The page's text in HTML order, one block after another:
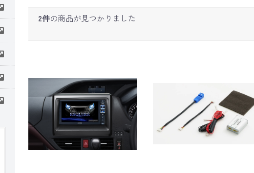
2件の商品が見つかりました